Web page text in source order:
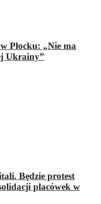
Płocku: „Nie ma
Ukrainy”
Będzie protest
placówek w